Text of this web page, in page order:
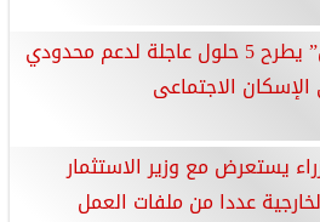
”حساسين” يطرح 5 حلول عاجلة لدعم محدودي
الاجتماعى
يستعرض مع وزير الاستثمار
عددا من ملفات العمل